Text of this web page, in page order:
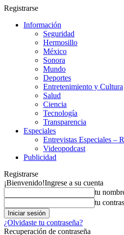
Registrarse
Información
Seguridad
Hermosillo
México
Sonora
Mundo
Deportes
Entretenimiento y Cultura
Salud
Ciencia
Tecnología
Transparencia
Especiales
Entrevistas Especiales –
Videopodcast
Publicidad
Registrarse
¡Bienvenido!Ingrese a su cuenta
tu
tu
¿Olvidaste tu contraseña?
Recuperación de contraseña